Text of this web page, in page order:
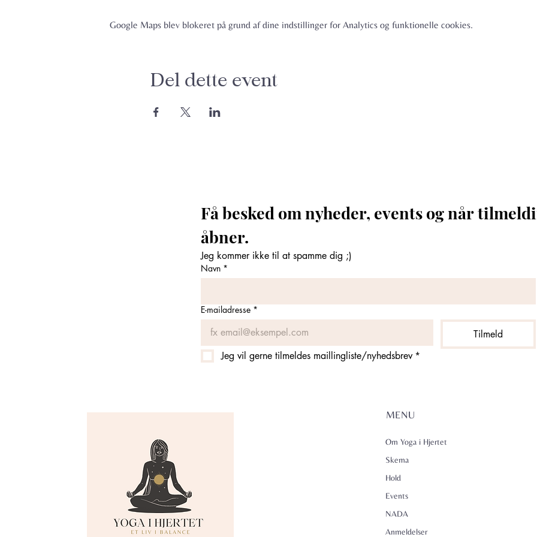
Google Maps blev blokeret på grund af dine indstillinger for Analytics og funktionelle cookies.
Del dette event
Få besked om nyheder, events og når
Jeg kommer ikke til at spamme dig ;)
Navn *
E-mailadresse *
Tilmeld
Jeg vil gerne tilmeldes maillingliste/nyhedsbrev *
MENU
Om Yoga i Hjertet
Skema
Hold
Events
NADA
Anmeldelser